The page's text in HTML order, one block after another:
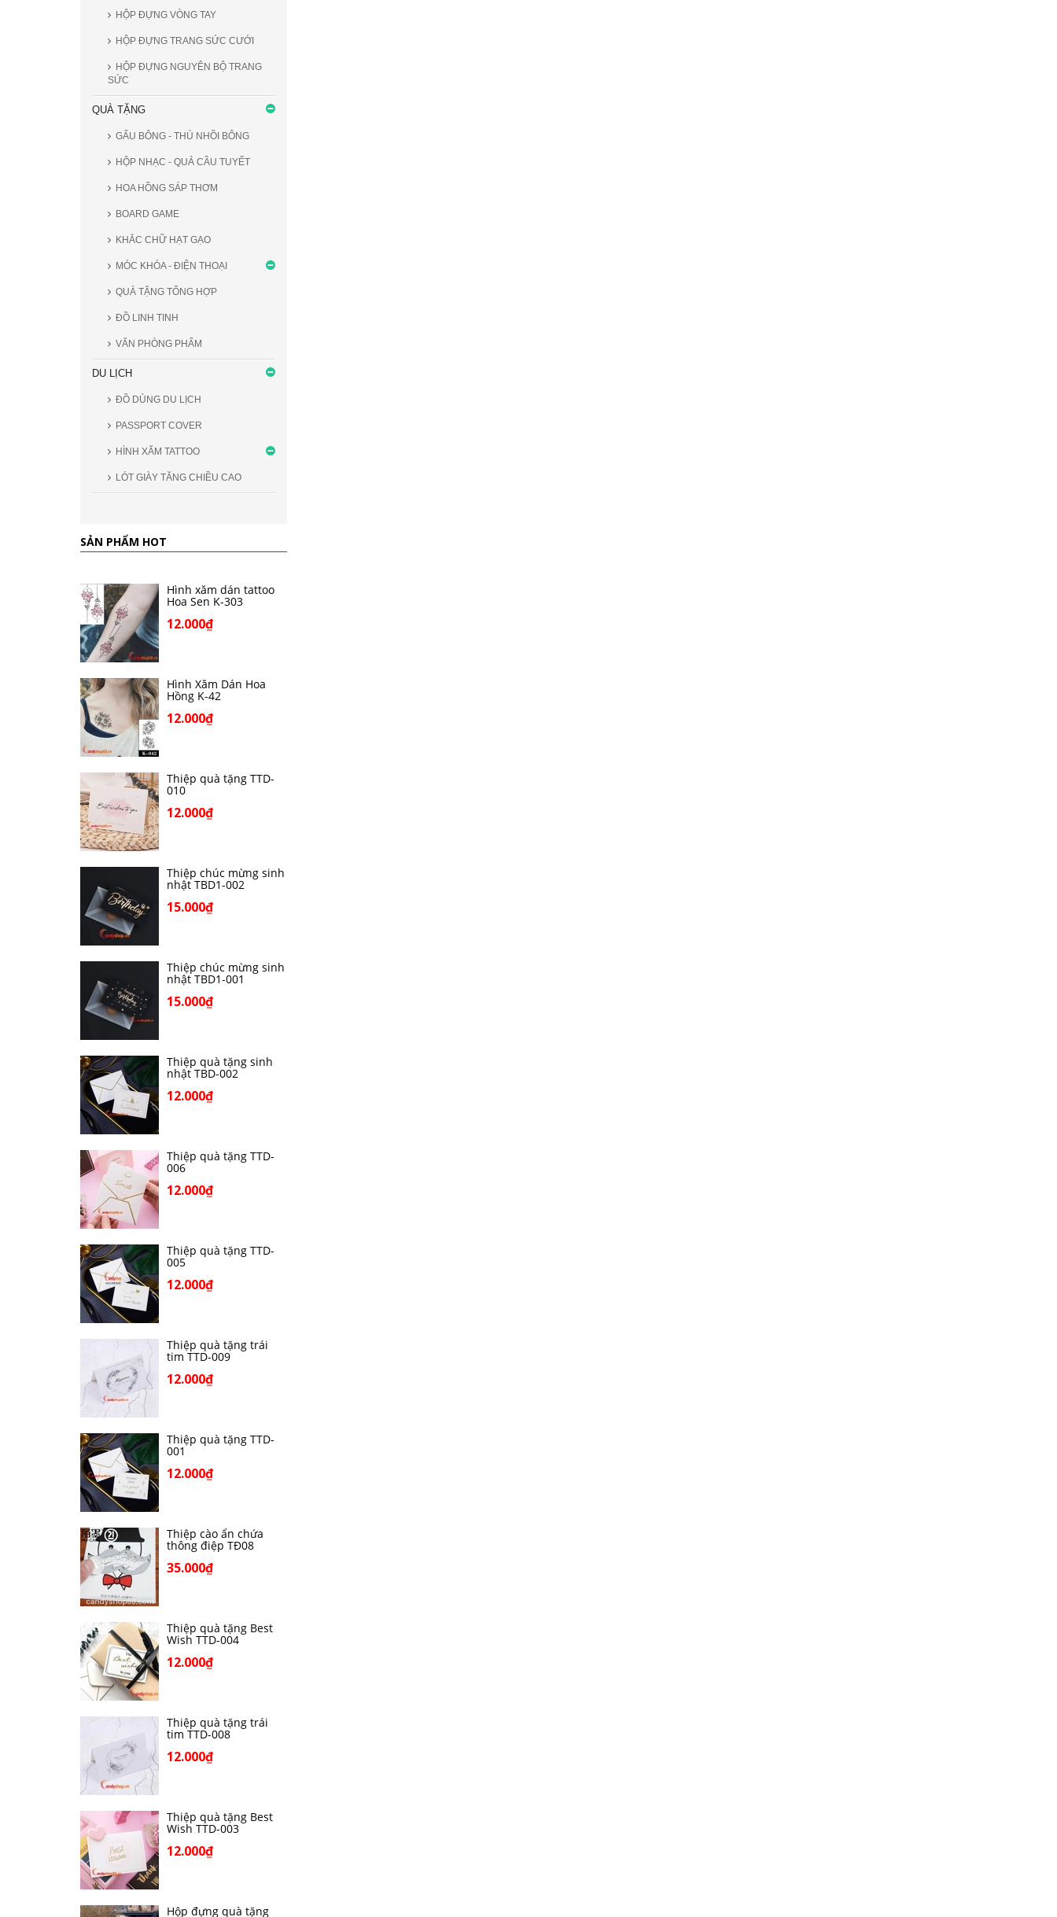
HỘP ĐỰNG VÒNG TAY
HỘP ĐỰNG TRANG SỨC CƯỚI
HỘP ĐỰNG NGUYÊN BỘ TRANG
SỨC
QUÀ TẶNG
GẤU BÔNG - THÚ NHỒI BÔNG
HỘP NHẠC - QUẢ CẦU TUYẾT
HOA HỒNG SÁP THƠM
BOARD GAME
KHẮC CHỮ HẠT GẠO
MÓC KHÓA - ĐIỆN THOẠI
QUÀ TẶNG TỔNG HỢP
ĐỒ LINH TINH
VĂN PHÒNG PHẨM
DU LỊCH
ĐỒ DÙNG DU LỊCH
PASSPORT COVER
HÌNH XĂM TATTOO
LÓT GIÀY TĂNG CHIỀU CAO
SẢN PHẨM HOT
Hình xăm dán tattoo
Hoa Sen K-303
12.000₫
Hình Xăm Dán Hoa
Hồng K-42
12.000₫
Thiệp quà tặng TTD-
010
12.000₫
Thiệp chúc mừng sinh
nhật TBD1-002
15.000₫
Thiệp chúc mừng sinh
nhật TBD1-001
15.000₫
Thiệp quà tặng sinh
nhật TBD-002
12.000₫
Thiệp quà tặng TTD-
006
12.000₫
Thiệp quà tặng TTD-
005
12.000₫
Thiệp quà tặng trái
tim TTD-009
12.000₫
Thiệp quà tặng TTD-
001
12.000₫
Thiệp cào ẩn chứa
thông điệp TĐ08
35.000₫
Thiệp quà tặng Best
Wish TTD-004
12.000₫
Thiệp quà tặng trái
tim TTD-008
12.000₫
Thiệp quà tặng Best
Wish TTD-003
12.000₫
Hộp đựng quà tặng